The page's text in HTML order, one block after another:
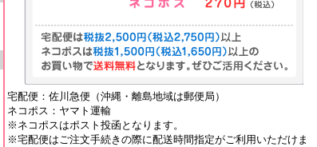
宅配便：佐川急便（沖縄・離島地域は郵便局）
ネコポス：ヤマト運輸
※ネコポスはポスト投函となります。
※宅配便はご注文手続きの際に配送時間指定がご利用いただけま